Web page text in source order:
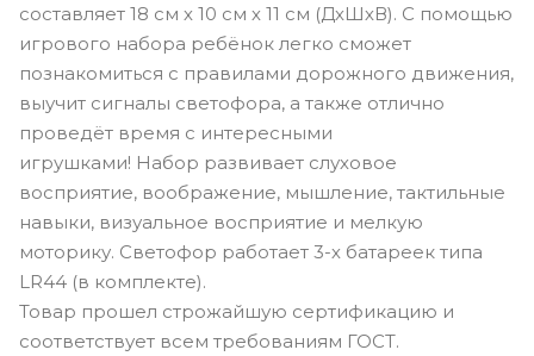
составляет 18 см х 10 см х 11 см (ДхШхВ). С помощью
игрового набора ребёнок легко сможет
познакомиться с правилами дорожного движения,
выучит сигналы светофора, а также отлично
проведёт время с интересными
игрушками! Набор развивает слуховое
восприятие, воображение, мышление, тактильные
навыки, визуальное восприятие и мелкую
моторику. Светофор работает 3-х батареек типа
LR44 (в комплекте).
Товар прошел строжайшую сертификацию и
соответствует всем требованиям ГОСТ.